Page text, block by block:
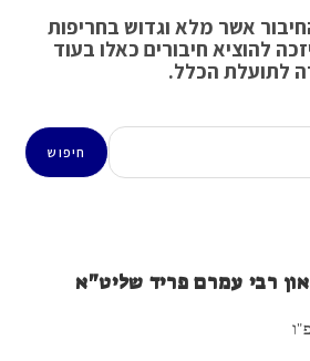
אשר מלא וגדוש בחריפות
להוציא חיבורים כאלו בעוד
לתועלת הכלל.
חיפוש
רבי עמרם פריד שליט"א